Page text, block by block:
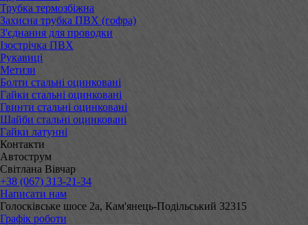
Трубка термозбіжна
Захисна трубка ПВХ (гофра)
З'єднання для проводки
Ізострічка ПВХ
Рукавиці
Метизи
Болти стальні оцинковані
Гайки стальні оцинковані
Гвинти стальні оцинковані
Шайби стальні оцинковані
Гайки латунні
Контакти
Автострум
Світлана Вівчар
+38 (067) 313-21-34
Написати нам
Голосківське шосе 2а, Кам'янець-Подільський 32315
Графік роботи